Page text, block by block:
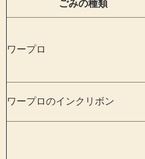
ごみの種類
ワープロ
ワープロのインクリボン